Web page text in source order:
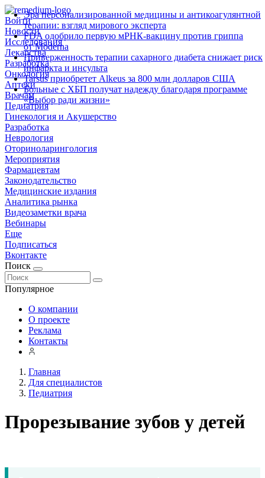
Войти
Новости
Исследования
Лекарства
Разработка
Онкология
Аптеки
Врачам
Педиатрия
Гинекология и Акушерство
Разработка
Неврология
Оториноларингология
Мероприятия
Фармацевтам
Законодательство
Медицинские издания
Аналитика рынка
Видеозаметки врача
Вебинары
Еще
Подписаться
Вконтакте
Поиск
Популярное
Эра персонализированной медицины и антикоагулянтной
терапии: взгляд мирового эксперта
FDA одобрило первую мРНК‑вакцину против гриппа
от Moderna
Приверженность терапии сахарного диабета снижает риск
инфаркта и инсульта
Tarsus приобретет Alkeus за 800 млн долларов США
Больные с ХБП получат надежду благодаря программе
«Выбор ради жизни»
О компании
О проекте
Реклама
Контакты
Главная
Для специалистов
Педиатрия
Прорезывание зубов у детей